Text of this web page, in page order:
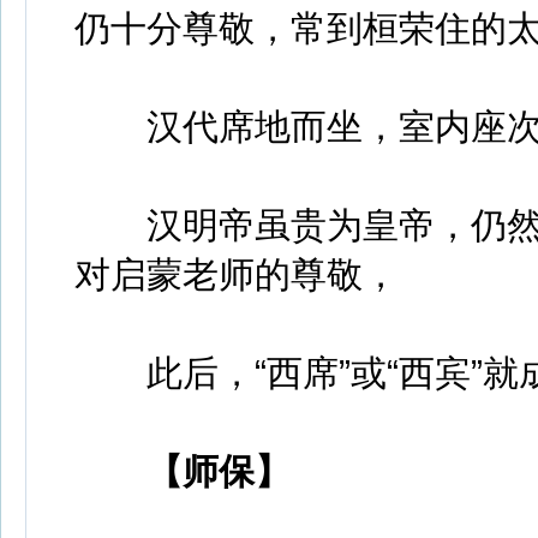
仍十分尊敬，常到桓荣住的
汉代席地而坐，室内座次
汉明帝虽贵为皇帝，仍然
对启蒙老师的尊敬，
此后，“西席”或“西宾”就
【师保】